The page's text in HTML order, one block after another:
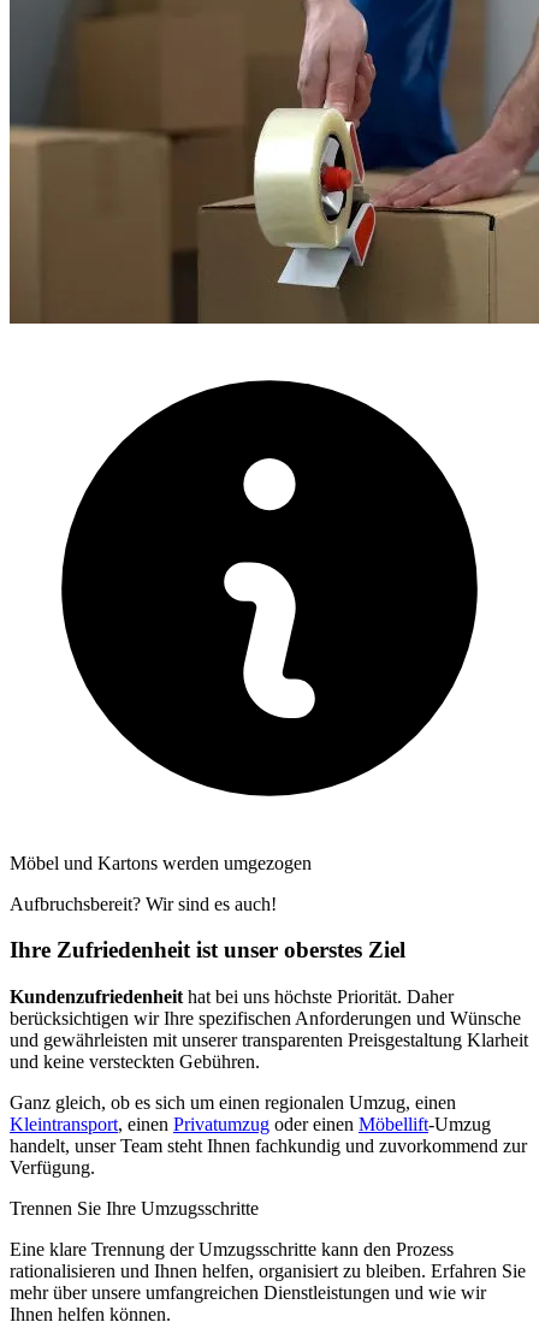
Möbel und Kartons werden umgezogen
Aufbruchsbereit? Wir sind es auch!
Ihre Zufriedenheit ist unser oberstes Ziel
Kundenzufriedenheit hat bei uns höchste Priorität. Daher
berücksichtigen wir Ihre spezifischen Anforderungen und Wünsche
und gewährleisten mit unserer transparenten Preisgestaltung Klarheit
und keine versteckten Gebühren.
Ganz gleich, ob es sich um einen regionalen Umzug, einen
Kleintransport, einen Privatumzug oder einen Möbellift-Umzug
handelt, unser Team steht Ihnen fachkundig und zuvorkommend zur
Verfügung.
Trennen Sie Ihre Umzugsschritte
Eine klare Trennung der Umzugsschritte kann den Prozess
rationalisieren und Ihnen helfen, organisiert zu bleiben. Erfahren Sie
mehr über unsere umfangreichen Dienstleistungen und wie wir
Ihnen helfen können.